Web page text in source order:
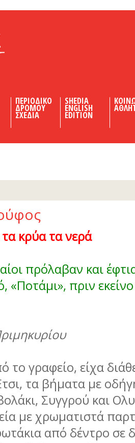
ΠΕΡΙΟΔΙΚΟ
ΔΡΟΜΟΥ
ΣΧΕΔΙΑ
SHEDIA
ENGLISH
EDITION
τα κρύα τα νερά
πρόλαβαν και
«Ποτάµι», πριν εκείνο
το γραφείο, είχα
τα βήµατα µε
Συγγρού και
µε χρωµατιστά
από δέντρο σε